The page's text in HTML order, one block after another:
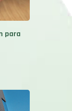
para